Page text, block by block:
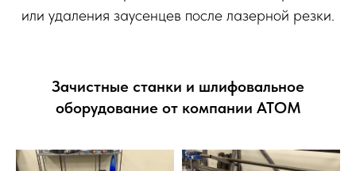
или удаления заусенцев после лазерной резки.
Зачистные станки и шлифовальное
оборудование от компании АТОМ